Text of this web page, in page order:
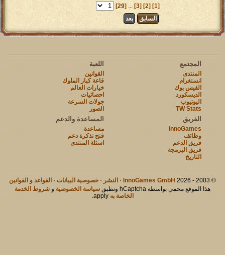
[1]
[2]
[3]
...
[29]
السابق
بعد
اللعبة
القوانين
قاعة كبار الملوك
خيارات العالم
احصائيات
جولات السرعة
الصور
المجتمع
المنتدى
انستغرام
الفيس بوك
الديسكورد
اليوتيوب
TW Stats
المساعدة والدعم
مساعدة
فتح تذكرة دعم
اسئلة المنتدى
الفريق
InnoGames
وظائف
فريق الدعم
فريق البرمجة
التاريخ
© 2003 - 2026
InnoGames GmbH
· النشر · خصوصية البيانات · القواعد و القوانين
هذا الموقع محمي بواسطة hCaptcha وتطبق
سياسة الخصوصية و شروط الخدمة
الخاصة به apply.